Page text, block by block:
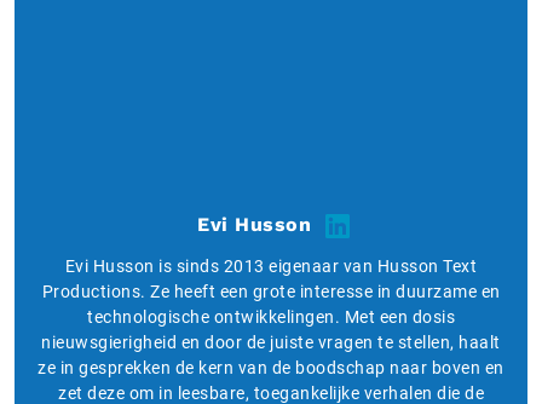
Evi Husson
Evi Husson is sinds 2013 eigenaar van Husson Text
Productions. Ze heeft een grote interesse in duurzame en
technologische ontwikkelingen. Met een dosis
nieuwsgierigheid en door de juiste vragen te stellen, haalt
ze in gesprekken de kern van de boodschap naar boven en
zet deze om in leesbare, toegankelijke verhalen die de